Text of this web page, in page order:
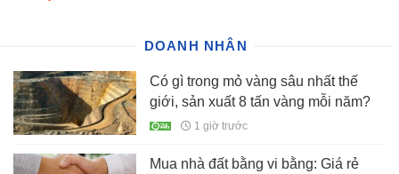
DOANH NHÂN
Có gì trong mỏ vàng sâu nhất thế
giới, sản xuất 8 tấn vàng mỗi năm?
1 giờ trước
Mua nhà đất bằng vi bằng: Giá rẻ